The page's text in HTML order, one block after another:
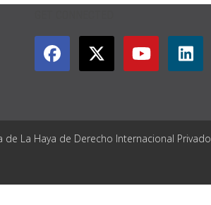
La Haya de Derecho Internacional Privado